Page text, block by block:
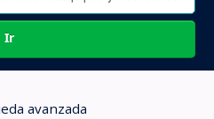
Ir
avanzada